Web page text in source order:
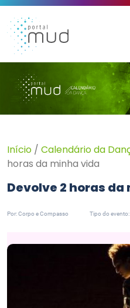
Início / Calendário da
horas da minha vida
Devolve 2 horas
Por: Corpo e Compasso Tipo do